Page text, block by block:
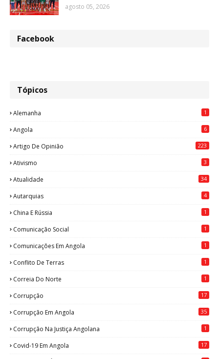
agosto 05, 2026
Facebook
Tópicos
Alemanha 1
Angola 6
Artigo De Opinião 223
Ativismo 3
Atualidade 34
Autarquias 4
China E Rússia 1
Comunicação Social 1
Comunicações Em Angola 1
Conflito De Terras 1
Correia Do Norte 1
Corrupção 17
Corrupção Em Angola 35
Corrupção Na Justiça Angolana 1
Covid-19 Em Angola 17